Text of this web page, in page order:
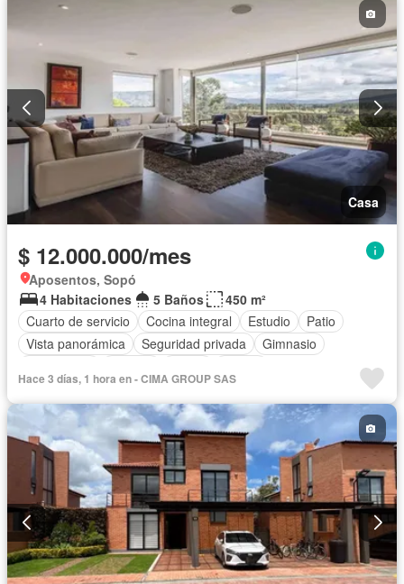
Casa
$ 12.000.000/mes
Aposentos, Sopó
4 Habitaciones
5 Baños
450 m²
Cuarto de servicio
Cocina integral Estudio
Patio
Vista panorámica
Seguridad privada
Gimnasio
Caseta de vigilancia
Depósito Cancha de tenis
Hace 3 días, 1 hora en - CIMA GROUP SAS